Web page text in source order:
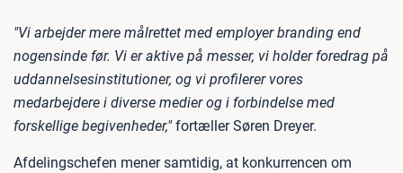
"Vi arbejder mere målrettet med employer branding end
nogensinde før. Vi er aktive på messer, vi holder foredrag på
uddannelsesinstitutioner, og vi profilerer vores
medarbejdere i diverse medier og i forbindelse med
forskellige begivenheder,"fortæller Søren Dreyer.
Afdelingschefen mener samtidig, at konkurrencen om